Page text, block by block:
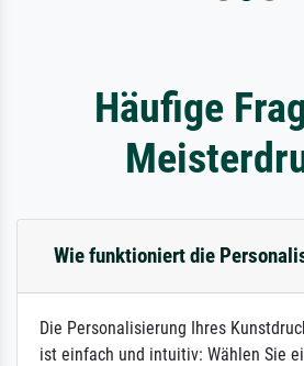
Häufige
Wie funktioniert die
Die Personalisierung Ihres
ist einfach und intuitiv: Wählen Sie